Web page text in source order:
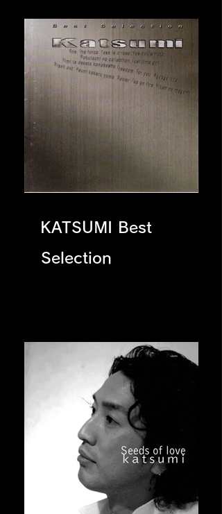
KATSUMI Best
Selection